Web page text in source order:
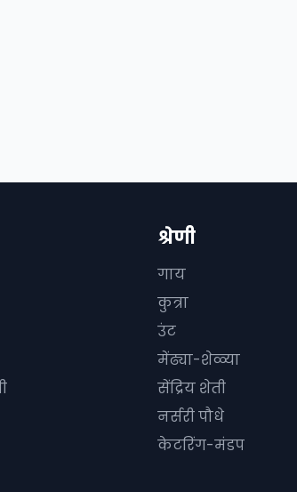
श्रेणी
गाय
कुत्रा
उंट
मेंढ्या-शेळ्या
सेंद्रिय शेती
नर्सरी पौधे
केटरिंग-मंडप